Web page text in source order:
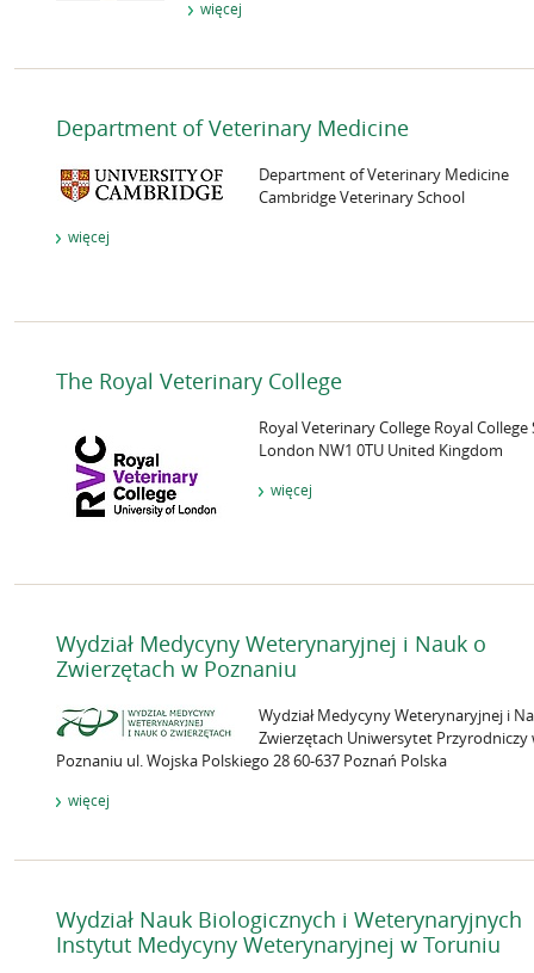
więcej
Department of Veterinary Medicine
Department of Veterinary Medicine
Cambridge Veterinary School
więcej
The Royal Veterinary College
Royal Veterinary College Royal College
London NW1 0TU United Kingdom
więcej
Wydział Medycyny Weterynaryjnej i Nauk o
Zwierzętach w Poznaniu
Wydział Medycyny Weterynaryjnej i
Zwierzętach Uniwersytet Przyrodniczy
Poznaniu ul. Wojska Polskiego 28 60-637 Poznań Polska
więcej
Wydział Nauk Biologicznych i Weterynaryjnych
Instytut Medycyny Weterynaryjnej w Toruniu